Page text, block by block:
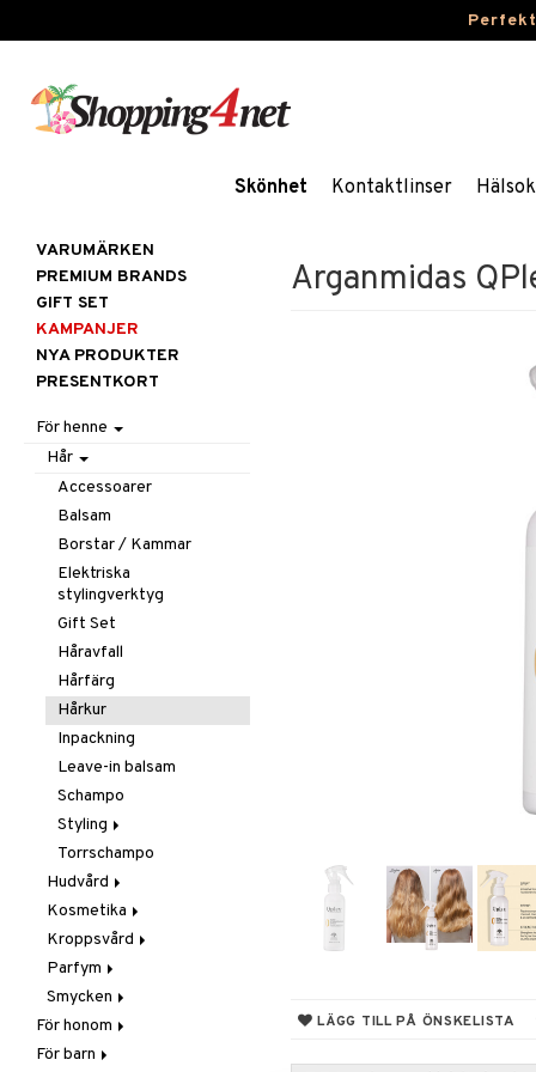
Skönhet Kontaktlinser
Arganmidas
LÄGG TILL PÅ ÖNSKELISTA
VARUMÄRKEN
PREMIUM BRANDS
GIFT SET
KAMPANJER
NYA PRODUKTER
PRESENTKORT
För henne
Hår
Accessoarer
Balsam
Borstar / Kammar
Elektriska
stylingverktyg
Gift Set
Håravfall
Hårfärg
Hårkur
Inpackning
Leave-in balsam
Schampo
Styling
Glans & Antifrizz
Hårspray
Lockar
Värmeskydd
Vax & Gelé
Volymprodukter
Torrschampo
Hudvård
Ansiktscremer
Fet hy
Känslig hy
Normal hy
Torr hy
Ansiktsvård
Ansiktsvatten
Ögon makeup remover
Rengöring
Brun utan sol
Giftset
Hårborttagning
Masker
Kosmetika
Gift Set
Hud
Bronzer & Highlighter
Concealer
Färgad Dagcreme
Läppar
Balm
Läppenna
Naglar
Lösnaglar
Ögon
Kroppsvård
Badprodukter
Bodylotion
Brun utan sol
Deodorant
Parfym
Body spray
Doftljus & Rumsdoft
Eau de cologne
Smycken
Armband
Halsband
För honom
Hår
För barn